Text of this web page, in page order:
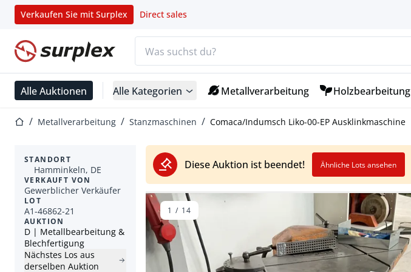
Verkaufen Sie mit Surplex Direct sales
Startseite
Alle Auktionen Alle Kategorien Metallverarbeitung Holzbearbeitung
StartseiteMetallverarbeitung Stanzmaschinen Comaca/Indumsch Liko-00-EP Ausklinkmaschine
Diese Auktion ist beendet! Ähnliche Lots ansehen
STANDORT
Hamminkeln, DE
VERKAUFT VON
Gewerblicher Verkäufer
LOT
A1-46862-21
AUKTION
D | Metallbearbeitung &
Blechfertigung
Nächstes Los aus
derselben Auktion
1 / 14